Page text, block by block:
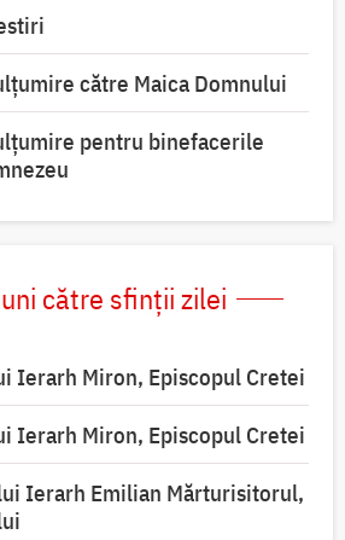
către Maica Domnului
pentru binefacerile
către sfinții zilei
Ierarh Miron, Episcopul Cretei
Ierarh Miron, Episcopul Cretei
Ierarh Emilian Mărturisitorul,